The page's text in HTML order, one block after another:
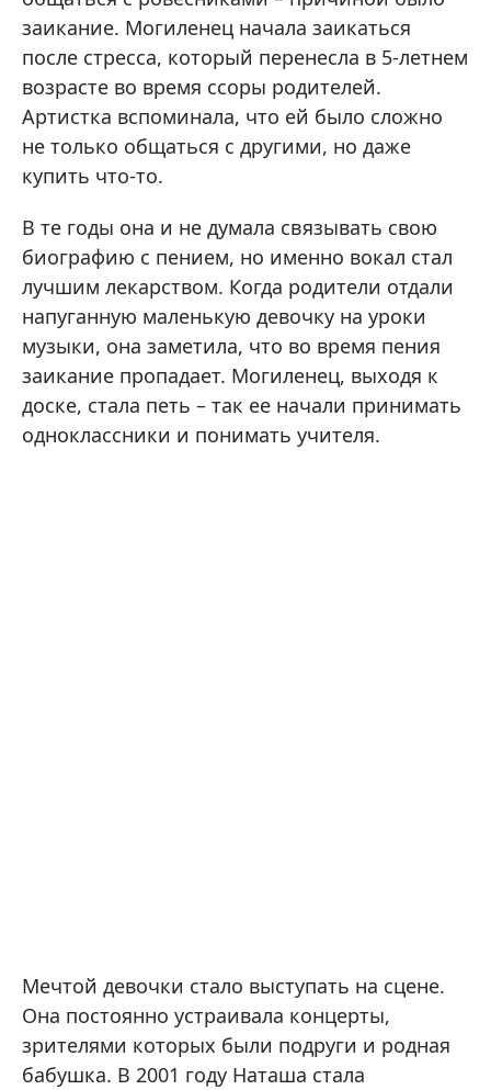
заикание. Могиленец начала заикаться
после стресса, который перенесла в 5-летнем
возрасте во время ссоры родителей.
Артистка вспоминала, что ей было сложно
не только общаться с другими, но даже
купить что-то.
В те годы она и не думала связывать свою
биографию с пением, но именно вокал стал
лучшим лекарством. Когда родители отдали
напуганную маленькую девочку на уроки
музыки, она заметила, что во время пения
заикание пропадает. Могиленец, выходя к
доске, стала петь – так ее начали принимать
одноклассники и понимать учителя.
Мечтой девочки стало выступать на сцене.
Она постоянно устраивала концерты,
зрителями которых были подруги и родная
бабушка. В 2001 году Наташа стала